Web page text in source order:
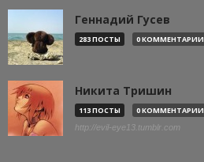
Геннадий Гусев
283 ПОСТЫ 0 КОММЕНТАРИИ
Никита Тришин
113 ПОСТЫ 0 КОММЕНТАРИИ
http://evil-eye13.tumblr.com